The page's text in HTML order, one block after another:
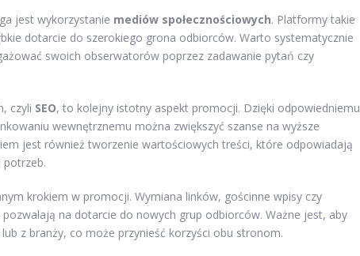
jest wykorzystanie mediów społecznościowych. Platformy takie
dotarcie do szerokiego grona odbiorców. Warto systematycznie
swoich obserwatorów poprzez zadawanie pytań czy
czyli SEO, to kolejny istotny aspekt promocji. Dzięki odpowiedniemu
wewnętrznemu można zwiększyć szanse na wyższe
jest również tworzenie wartościowych treści, które odpowiadają
krokiem w promocji. Wymiana linków, gościnne wpisy czy
na dotarcie do nowych grup odbiorców. Ważne jest, aby
z branży, co może przynieść korzyści obu stronom.